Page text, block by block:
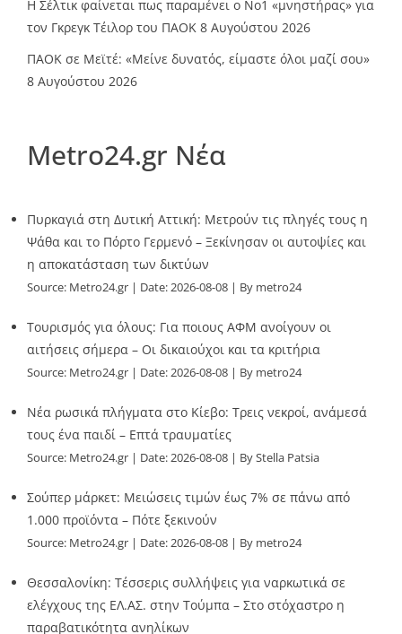
Η Σέλτικ φαίνεται πως παραμένει ο Νο1 «μνηστήρας» για
τον Γκρεγκ Τέιλορ του ΠΑΟΚ 8 Αυγούστου 2026
ΠΑΟΚ σε Μεϊτέ: «Μείνε δυνατός, είμαστε όλοι μαζί σου»
8 Αυγούστου 2026
Metro24.gr Νέα
Πυρκαγιά στη Δυτική Αττική: Μετρούν τις πληγές τους η
Ψάθα και το Πόρτο Γερμενό – Ξεκίνησαν οι αυτοψίες και
η αποκατάσταση των δικτύων
Source: Metro24.gr Date: 2026-08-08 By metro24
Τουρισμός για όλους: Για ποιους ΑΦΜ ανοίγουν οι
αιτήσεις σήμερα – Οι δικαιούχοι και τα κριτήρια
Source: Metro24.gr Date: 2026-08-08 By metro24
Νέα ρωσικά πλήγματα στο Κίεβο: Τρεις νεκροί, ανάμεσά
τους ένα παιδί – Επτά τραυματίες
Source: Metro24.gr Date: 2026-08-08 By Stella Patsia
Σούπερ μάρκετ: Μειώσεις τιμών έως 7% σε πάνω από
1.000 προϊόντα – Πότε ξεκινούν
Source: Metro24.gr Date: 2026-08-08 By metro24
Θεσσαλονίκη: Τέσσερις συλλήψεις για ναρκωτικά σε
ελέγχους της ΕΛ.ΑΣ. στην Τούμπα – Στο στόχαστρο η
παραβατικότητα ανηλίκων